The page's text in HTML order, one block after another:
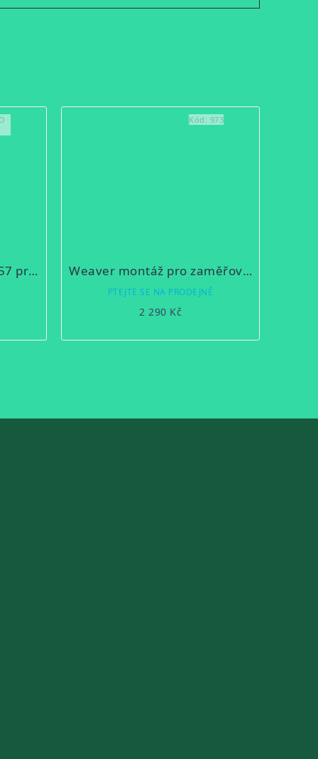
Ocelová montáž na CZ557 pro zaměřovač Thunder Weaver montáž pro zaměřovač Thunder a Panther
PTEJTE SE NA PRODEJNĚ
2 290 Kč
Kód: 973